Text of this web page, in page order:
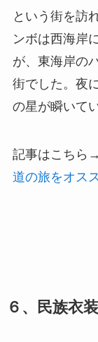
という街を訪
ンボは西海岸
が、東海岸の
街でした。夜
の星が瞬いて
記事はこちら→
道の旅をオス
６、民族衣